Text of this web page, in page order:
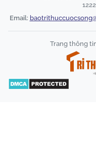
Email:
Trang thông